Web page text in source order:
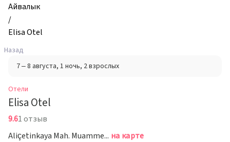
Айвалык
/
Elisa Otel
Назад
7 – 8 августа, 1 ночь, 2 взрослых
Отели
Elisa Otel
9.61 отзыв
Aliçetinkaya Mah. Muammer Aksoy, Айвалык на карте